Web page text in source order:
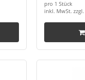
pro 1 Stück
inkl. MwSt. zzgl.